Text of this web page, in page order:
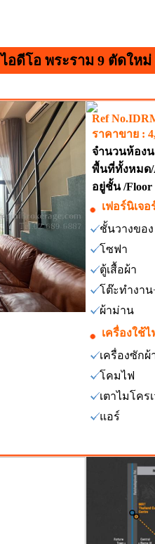
ไอดีโอ พระราม 9 ตัดใหม่
Ref
ราคาขาย :
จำนวนห้องน
พื้นที่ทั้งหมด/
อยู่ชั้น /Floor
เฟอร์นิเจ
ชั้นวางของ
โซฟา
ตู้เสื้อผ้า
โต๊ะทำงาน
ผ้าม่าน
เครื่องใช้
เครื่องซักผ้
โคมไฟ
เตาไมโคร
แอร์